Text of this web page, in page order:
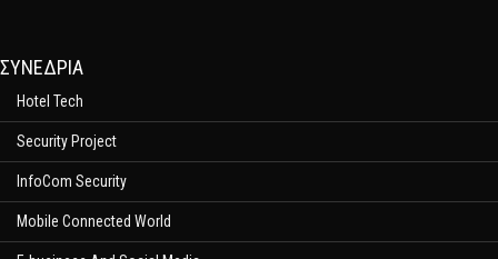
ΣΥΝΕΔΡΙΑ
Hotel Tech
Security Project
InfoCom Security
Mobile Connected World